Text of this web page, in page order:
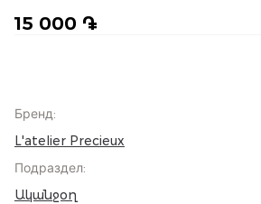
15 000 ֏
Бренд:
L'atelier Precieux
Подраздел:
Ականջօղ